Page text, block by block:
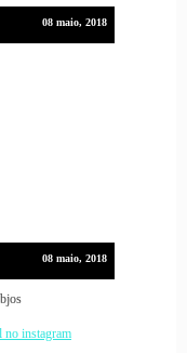
08 maio, 2018
08 maio, 2018
instagram